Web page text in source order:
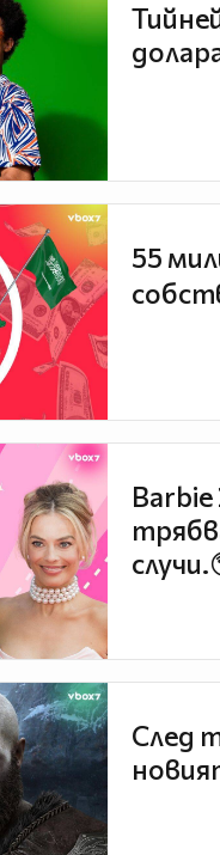
55
След